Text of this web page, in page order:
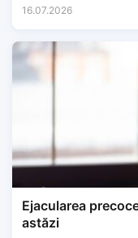
16.07.2026
Ejacularea
astăzi